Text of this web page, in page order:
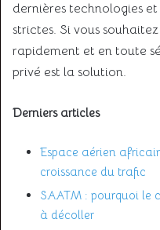
dernières technologies
strictes. Si vous
rapidement et en toute
privé est la solution.
Derniers articles
Espace aérien
croissance du trafic
SAATM : pourquoi le
à décoller